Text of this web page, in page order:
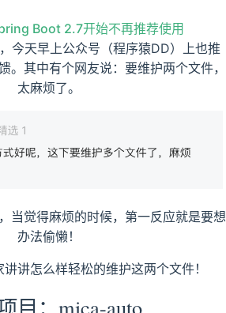
Boot 2.7开始不再推荐使用
open in new window
，今天早上公众号（程序猿DD）上也推
。其中有个网友说：要维护两个文件，
太麻烦了。
当觉得麻烦的时候，第一反应就是要想
办法偷懒！
讲怎么样轻松的维护这两个文件！
目：mica-auto